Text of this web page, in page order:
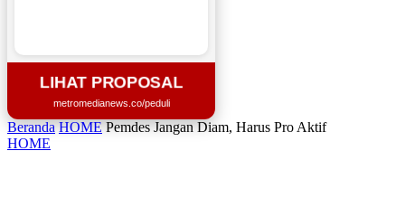
LIHAT PROPOSAL
metromedianews.co/peduli
Beranda HOME Pemdes Jangan Diam, Harus Pro Aktif
HOME